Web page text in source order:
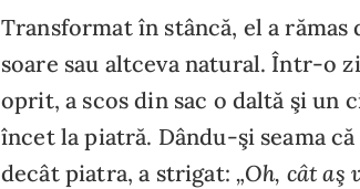
Transformat în stâncă, el a
soare sau altceva natural. Într-o
oprit, a scos din sac o daltă şi un
încet la piatră. Dându-şi seama
decât piatra, a strigat:„Oh, cât aş